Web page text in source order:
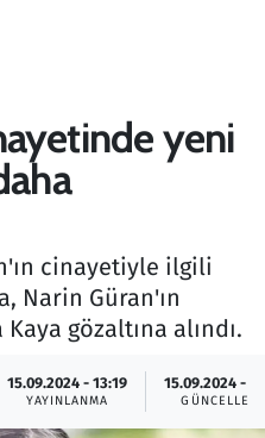
yeni
cinayetiyle ilgili
Narin Güran'ın
gözaltına alındı.
15.09.2024 - 13:19
YAYINLANMA
15.09.2024 -